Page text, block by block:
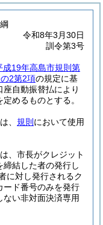
令和8年3月30日
訓令第3号
成19年高島市規則第
2第2項の規定に基
自動振替払により
めるものとする。
、 規則 において使用
、市長がクレジット
結した者の発行し
に対し発行されるク
ード番号のみを発行
ない非対面決済専用